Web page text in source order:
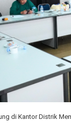
di Kantor Distrik